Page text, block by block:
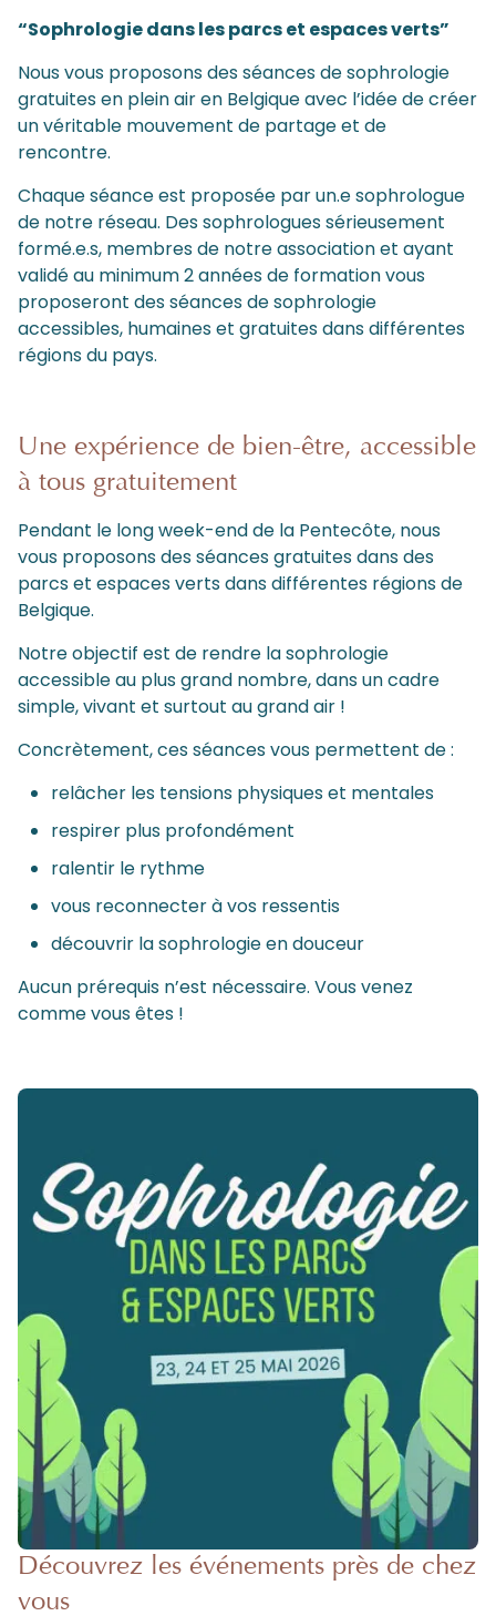
“Sophrologie dans les parcs et espaces verts”
Nous vous proposons des séances de sophrologie
gratuites en plein air en Belgique avec l’idée de créer
un véritable mouvement de partage et de
rencontre.
Chaque séance est proposée par un.e sophrologue
de notre réseau. Des sophrologues sérieusement
formé.e.s, membres de notre association et ayant
validé au minimum 2 années de formation vous
proposeront des séances de sophrologie
accessibles, humaines et gratuites dans différentes
régions du pays.
Une expérience de bien-être, accessible
à tous gratuitement
Pendant le long week-end de la Pentecôte, nous
vous proposons des séances gratuites dans des
parcs et espaces verts dans différentes régions de
Belgique.
Notre objectif est de rendre la sophrologie
accessible au plus grand nombre, dans un cadre
simple, vivant et surtout au grand air !
Concrètement, ces séances vous permettent de :
relâcher les tensions physiques et mentales
respirer plus profondément
ralentir le rythme
vous reconnecter à vos ressentis
découvrir la sophrologie en douceur
Aucun prérequis n’est nécessaire. Vous venez
comme vous êtes !
Découvrez les événements près de chez
vous